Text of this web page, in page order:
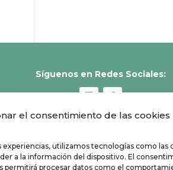
el consentimiento de las cookies
experiencias, utilizamos tecnologías como las
a la información del dispositivo. El
permitirá procesar datos como el
Síguenos en Redes Sociales: